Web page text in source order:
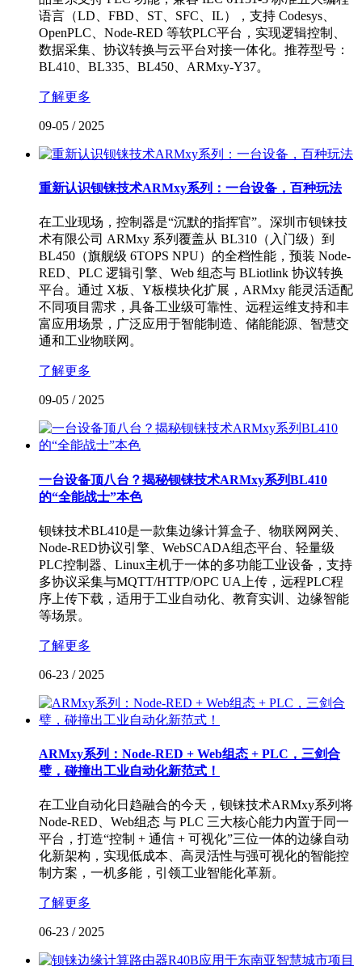
语言（LD、FBD、ST、SFC、IL），支持 Codesys、
OpenPLC、Node-RED 等软PLC平台，实现逻辑控制、
数据采集、协议转换与云平台对接一体化。推荐型号：
BL410、BL335、BL450、ARMxy-Y37。
了解更多
09-05 / 2025
重新认识钡铼技术ARMxy系列：一台设备，百种玩法
在工业现场，控制器是“沉默的指挥官”。深圳市钡铼技
术有限公司 ARMxy 系列覆盖从 BL310（入门级）到
BL450（旗舰级 6TOPS NPU）的全档性能，预装 Node-
RED、PLC 逻辑引擎、Web 组态与 BLiotlink 协议转换
平台。通过 X板、Y板模块化扩展，ARMxy 能灵活适配
不同项目需求，具备工业级可靠性、远程运维支持和丰
富应用场景，广泛应用于智能制造、储能能源、智慧交
通和工业物联网。
了解更多
09-05 / 2025
一台设备顶八台？揭秘钡铼技术ARMxy系列BL410
的“全能战士”本色
钡铼技术BL410是一款集边缘计算盒子、物联网网关、
Node-RED协议引擎、WebSCADA组态平台、轻量级
PLC控制器、Linux主机于一体的多功能工业设备，支持
多协议采集与MQTT/HTTP/OPC UA上传，远程PLC程
序上传下载，适用于工业自动化、教育实训、边缘智能
等场景。
了解更多
06-23 / 2025
ARMxy系列：Node-RED + Web组态 + PLC，三剑合
璧，碰撞出工业自动化新范式！
在工业自动化日趋融合的今天，钡铼技术ARMxy系列将
Node-RED、Web组态 与 PLC 三大核心能力内置于同一
平台，打造“控制 + 通信 + 可视化”三位一体的边缘自动
化新架构，实现低成本、高灵活性与强可视化的智能控
制方案，一机多能，引领工业智能化革新。
了解更多
06-23 / 2025